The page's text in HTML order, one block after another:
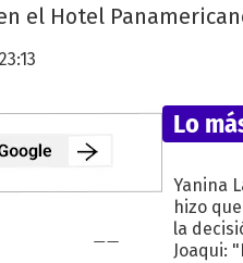
el Hotel
Lo
Yanina
hizo
la
Joaqui: